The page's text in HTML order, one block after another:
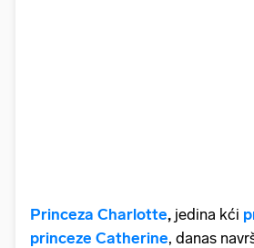
Princeza Charlotte, jedina kći
princeze Catherine, danas